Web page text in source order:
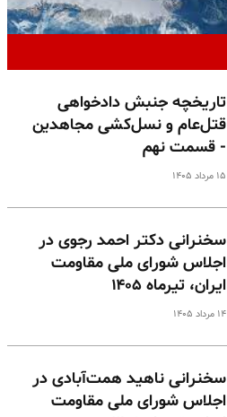
تاریخچه جنبش دادخواهی
قتل‌عام و نسل‌کشی مجاهدین
- قسمت نهم
۱۵ مرداد ۱۴۰۵
سخنرانی دکتر احمد رجوی در
اجلاس شورای ملی مقاومت
ایران، تیرماه ۱۴۰۵
۱۴ مرداد ۱۴۰۵
سخنرانی ناهید همت‌آبادی در
اجلاس شورای ملی مقاومت